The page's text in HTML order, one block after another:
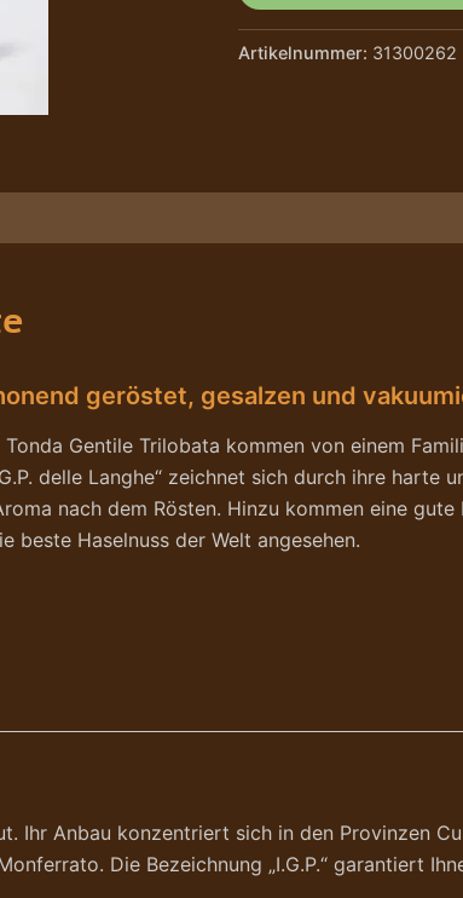
Artikelnummer: 31300262
geröstet, gesalzen und
Gentile Trilobata kommen von einem
delle Langhe“ zeichnet sich durch ihre harte
nach dem Rösten. Hinzu kommen eine
beste Haselnuss der Welt angesehen.
Ihr Anbau konzentriert sich in den Provinzen
Die Bezeichnung „I.G.P.“ garantiert